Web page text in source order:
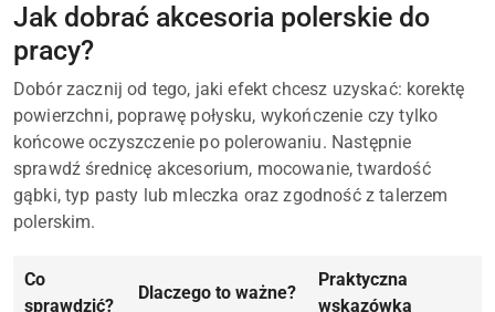
Jak dobrać akcesoria polerskie do
pracy?
Dobór zacznij od tego, jaki efekt chcesz uzyskać: korektę
powierzchni, poprawę połysku, wykończenie czy tylko
końcowe oczyszczenie po polerowaniu. Następnie
sprawdź średnicę akcesorium, mocowanie, twardość
gąbki, typ pasty lub mleczka oraz zgodność z talerzem
polerskim.
Co
sprawdzić?
Dlaczego to ważne?
Praktyczna
wskazówka